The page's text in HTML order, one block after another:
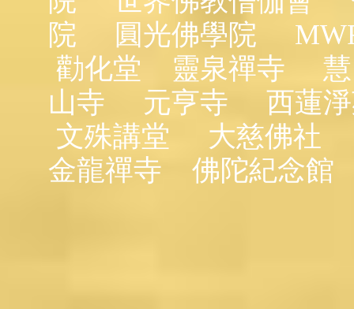
院
圓光佛學院
勸化堂
靈泉禪寺
山寺
元亨寺
西蓮
文殊講堂
大慈佛社
金龍禪寺
佛陀紀念館